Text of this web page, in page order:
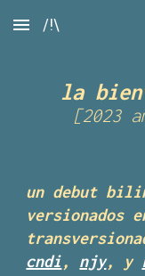
Skip to main content
/!\
la
[2023
un debut
versionados
cndi, njy, y